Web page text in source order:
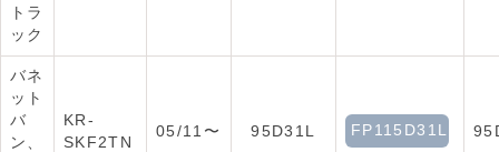
トラ
ック
バネ
ット
バ
ン、
KR-
SKF2TN
05/11〜 95D31L FP115D31L